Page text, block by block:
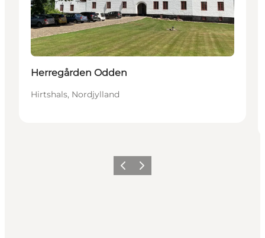
Herregården Odden
Hirtshals, Nordjylland
ForrigeNeste